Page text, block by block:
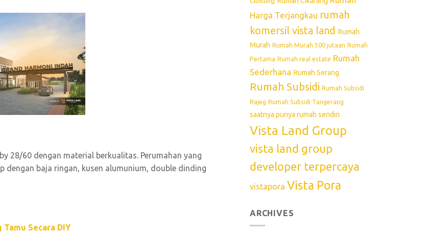
28/60 dengan material berkualitas. Perumahan yang
dengan baja ringan, kusen alumunium, double dinding
Tamu Secara DIY
Harga Terjangkau rumah
komersil vista land Rumah
Murah Rumah Murah 300 jutaan Rumah
Pertama Rumah real estate Rumah
Sederhana Rumah Serang
Rumah Subsidi Rumah Subsidi
Rajeg Rumah Subsidi Tangerang
saatnya punya rumah sendiri
Vista Land Group
vista land group
developer terpercaya
vistapora Vista Pora
ARCHIVES